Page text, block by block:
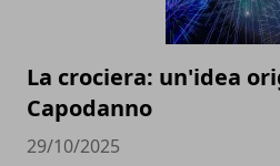
La crociera: un'idea
Capodanno
29/10/2025